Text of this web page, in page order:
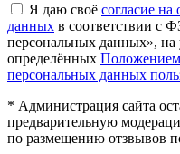
Я даю своё согласие
данных в соответствии с
персональных данных», на
определённых
персональных данных
* Администрация сайта
предварительную
по размещению отзвывов